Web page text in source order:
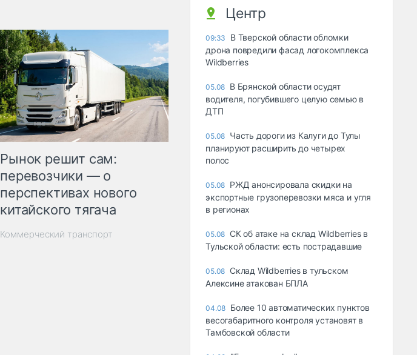
Рынок решит сам:
перевозчики — о
перспективах нового
китайского тягача
Коммерческий транспорт
Центр
09:33
В Тверской области обломки
дрона повредили фасад логокомплекса
Wildberries
05.08 В Брянской области осудят
водителя, погубившего целую семью в
ДТП
05.08 Часть дороги из Калуги до Тулы
планируют расширить до четырех
полос
05.08 РЖД анонсировала скидки на
экспортные грузоперевозки мяса и угля
в регионах
05.08 СК об атаке на склад Wildberries в
Тульской области: есть пострадавшие
05.08 Склад Wildberries в тульском
Алексине атакован БПЛА
04.08 Более 10 автоматических пунктов
весогабаритного контроля установят в
Тамбовской области